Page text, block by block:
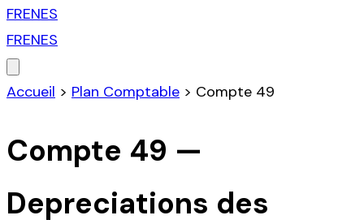
FRENES
FRENES
Accueil > Plan Comptable > Compte 49
Compte 49 —
Depreciations des